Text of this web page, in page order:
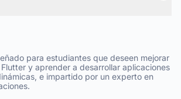
para estudiantes que deseen mejorar
y aprender a desarrollar aplicaciones
e impartido por un experto en